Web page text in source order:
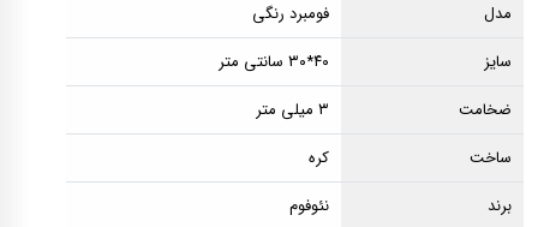
مدل
فومبرد رنگی
سایز
۴۰*۳۰ سانتی متر
ضخامت
۳ میلی متر
ساخت
کره
برند
نئوفوم